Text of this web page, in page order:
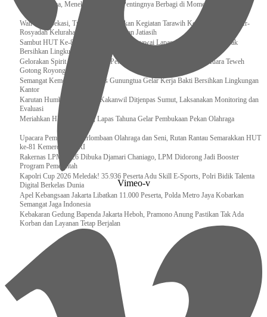
Peduli Sesama, Menekraf Tekankan Pentingnya Berbagi di Momen Ramadan
Wali Kota Bekasi, Tri Adhianto Lakukan Kegiatan Tarawih Keliling di Masjid Ar-
Rosyadah Kelurahan Jatirasa Kecamatan Jatiasih
Sambut HUT Ke-81 Kemerdekaan RI, Pegawai Lapas Gunungsitoli Kompak
Bersihkan Lingkungan Kantor
Gelorakan Spirit Kemerdekaan, Petugas dan Warga Binaan Lapas Muara Teweh
Gotong Royong Kurve Masjid
Semangat Kemerdekaan, Lapas Gunungtua Gelar Kerja Bakti Bersihkan Lingkungan
Kantor
Karutan Humbahas Sambut Kakanwil Ditjenpas Sumut, Laksanakan Monitoring dan
Evaluasi
Meriahkan HUT RI ke-81, Lapas Tahuna Gelar Pembukaan Pekan Olahraga
Upacara Pembukaan Perlombaan Olahraga dan Seni, Rutan Rantau Semarakkan HUT
ke-81 Kemerdekaan RI
Rakernas LPM 2026 Dibuka Djamari Chaniago, LPM Didorong Jadi Booster
Program Pemerintah
Kapolri Cup 2026 Meledak! 35.936 Peserta Adu Skill E-Sports, Polri Bidik Talenta
Digital Berkelas Dunia
Apel Kebangsaan Jakarta Libatkan 11.000 Peserta, Polda Metro Jaya Kobarkan
Semangat Jaga Indonesia
Kebakaran Gedung Bapenda Jakarta Heboh, Pramono Anung Pastikan Tak Ada
Korban dan Layanan Tetap Berjalan
Vimeo-v